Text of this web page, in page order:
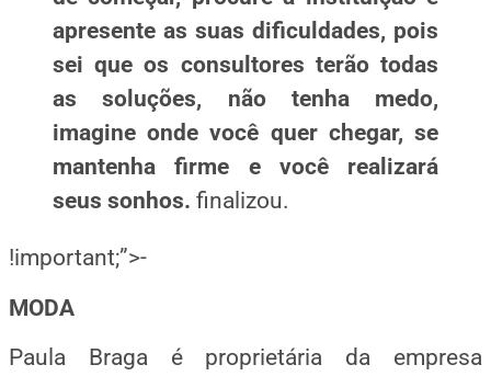
apresente as suas dificuldades, pois
sei que os consultores terão todas
as soluções, não tenha medo,
imagine onde você quer chegar, se
mantenha firme e você realizará
seus sonhos. finalizou.
!important;”>-
MODA
Paula Braga é proprietária da empresa